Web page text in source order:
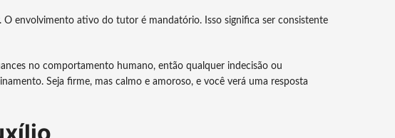
envolvimento ativo do tutor é mandatório. Isso significa ser consistente
no comportamento humano, então qualquer indecisão ou
Seja firme, mas calmo e amoroso, e você verá uma resposta